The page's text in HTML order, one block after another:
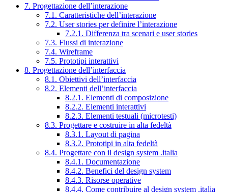
7. Progettazione dell’interazione
7.1. Caratteristiche dell’interazione
7.2. User stories per definire l’interazione
7.2.1. Differenza tra scenari e user stories
7.3. Flussi di interazione
7.4. Wireframe
7.5. Prototipi interattivi
8. Progettazione dell’interfaccia
8.1. Obiettivi dell’interfaccia
8.2. Elementi dell’interfaccia
8.2.1. Elementi di composizione
8.2.2. Elementi interattivi
8.2.3. Elementi testuali (microtesti)
8.3. Progettare e costruire in alta fedeltà
8.3.1. Layout di pagina
8.3.2. Prototipi in alta fedeltà
8.4. Progettare con il design system .italia
8.4.1. Documentazione
8.4.2. Benefici del design system
8.4.3. Risorse operative
8.4.4. Come contribuire al design system .italia